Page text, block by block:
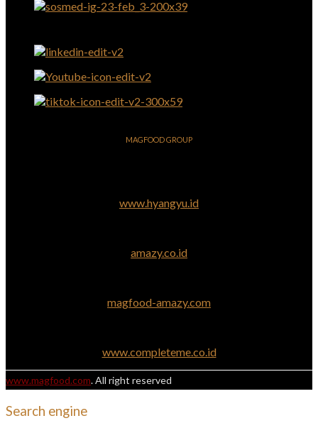
MAGFOOD GROUP
www.hyangyu.id
amazy.co.id
magfood-amazy.com
www.completeme.co.id
www.magfood.com. All right reserved
Search engine